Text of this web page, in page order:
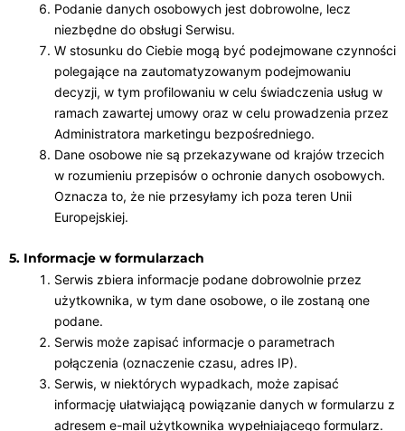
Podanie danych osobowych jest dobrowolne, lecz
niezbędne do obsługi Serwisu.
W stosunku do Ciebie mogą być podejmowane czynności
polegające na zautomatyzowanym podejmowaniu
decyzji, w tym profilowaniu w celu świadczenia usług w
ramach zawartej umowy oraz w celu prowadzenia przez
Administratora marketingu bezpośredniego.
Dane osobowe nie są przekazywane od krajów trzecich
w rozumieniu przepisów o ochronie danych osobowych.
Oznacza to, że nie przesyłamy ich poza teren Unii
Europejskiej.
5. Informacje w formularzach
Serwis zbiera informacje podane dobrowolnie przez
użytkownika, w tym dane osobowe, o ile zostaną one
podane.
Serwis może zapisać informacje o parametrach
połączenia (oznaczenie czasu, adres IP).
Serwis, w niektórych wypadkach, może zapisać
informację ułatwiającą powiązanie danych w formularzu z
adresem e-mail użytkownika wypełniającego formularz.